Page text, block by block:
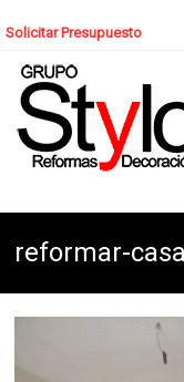
Solicitar Presupuesto
reformar-